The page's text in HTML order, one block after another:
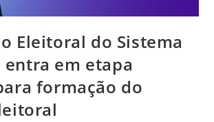
Eleitoral do Sistema
entra em etapa
formação do